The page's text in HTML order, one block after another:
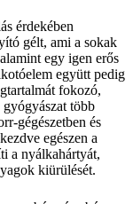
érdekében
gélt, ami a sokak
egy igen erős
együtt pedig
fokozó,
több
gégészetben és
egészen a
a nyálkahártyát,
kiürülését.